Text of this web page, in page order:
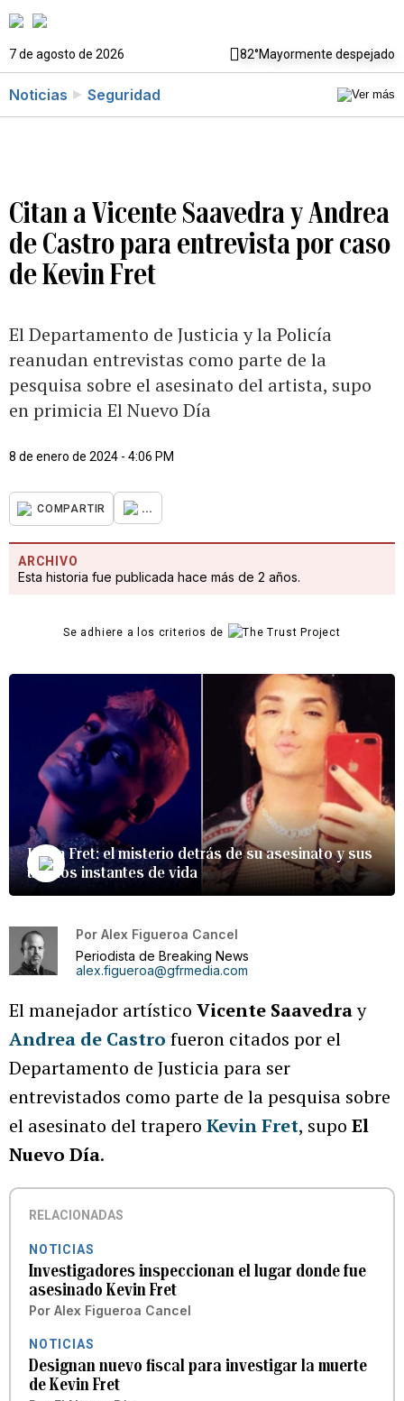
7 de agosto de 2026 82°Mayormente despejado
Noticias Seguridad
Citan a Vicente Saavedra y Andrea
de Castro para entrevista por caso
de Kevin Fret
El Departamento de Justicia y la Policía
reanudan entrevistas como parte de la
pesquisa sobre el asesinato del artista, supo
en primicia El Nuevo Día
8 de enero de 2024 - 4:06 PM
COMPARTIR ...
ARCHIVO
Esta historia fue publicada hace más de 2 años.
Se adhiere a los criterios de
Kevin Fret: el misterio detrás de su asesinato y sus
últimos instantes de vida
Por Alex Figueroa Cancel
Periodista de Breaking News
alex.figueroa@gfrmedia.com
El manejador artístico Vicente Saavedray
Andrea de Castro fueron citados por el
Departamento de Justicia para ser
entrevistados como parte de la pesquisa sobre
el asesinato del trapero Kevin Fret, supo El
Nuevo Día.
RELACIONADAS
NOTICIAS
Investigadores inspeccionan el lugar donde fue
asesinado Kevin Fret
Por Alex Figueroa Cancel
NOTICIAS
Designan nuevo fiscal para investigar la muerte
de Kevin Fret